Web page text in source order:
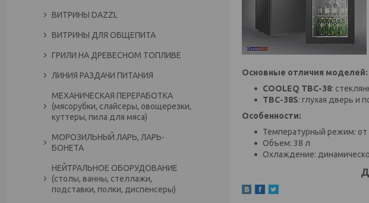
Основные отличия моделей:
COOLEQ TBC-38:
TBC-38S: глухая дверь и
Особенности:
Температурный режим: от
Объем: 38 л
Охлаждение:
ВИТРИНЫ DAZZL
ВИТРИНЫ ДЛЯ ОБЩЕПИТА
ГРИЛИ НА ДРЕВЕСНОМ ТОПЛИВЕ
ЛИНИЯ РАЗДАЧИ ПИТАНИЯ
МЕХАНИЧЕСКАЯ ПЕРЕРАБОТКА
(мясорубки, слайсеры, овощерезки,
куттеры, пила для мяса)
МОРОЗИЛЬНЫЙ ЛАРЬ, ЛАРЬ-
БОНЕТА
НЕЙТРАЛЬНОЕ ОБОРУДОВАНИЕ
(столы, ванны, стеллажи,
подставки, полки, диспенсеры)